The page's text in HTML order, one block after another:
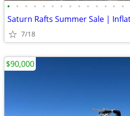
• • • • • • • • • • • • • •
7/18
$90,000